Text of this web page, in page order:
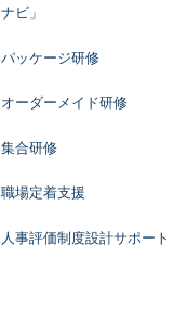
ナビ」
パッケージ研修
オーダーメイド研修
集合研修
職場定着支援
人事評価制度設計サポート